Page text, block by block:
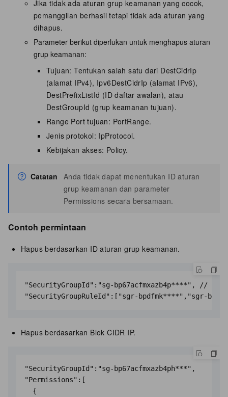
Jika tidak ada aturan grup keamanan yang cocok,
pemanggilan berhasil tetapi tidak ada aturan yang
dihapus.
Parameter berikut diperlukan untuk menghapus aturan
grup keamanan:
Tujuan: Tentukan salah satu dari DestCidrIp
(alamat IPv4), Ipv6DestCidrIp (alamat IPv6),
DestPrefixListId (ID daftar awalan), atau
DestGroupId (grup keamanan tujuan).
Range Port tujuan: PortRange.
Jenis protokol: IpProtocol.
Kebijakan akses: Policy.
Catatan
Anda tidak dapat menentukan ID aturan
grup keamanan dan parameter
Permissions secara bersamaan.
Contoh permintaan
Hapus berdasarkan ID aturan grup keamanan.
"SecurityGroupId":"sg-bp67acfmxazb4p****", //
Hapus berdasarkan Blok CIDR IP.
"SecurityGroupId":"sg-bp67acfmxazb4ph***",
"Permissions":[
  {